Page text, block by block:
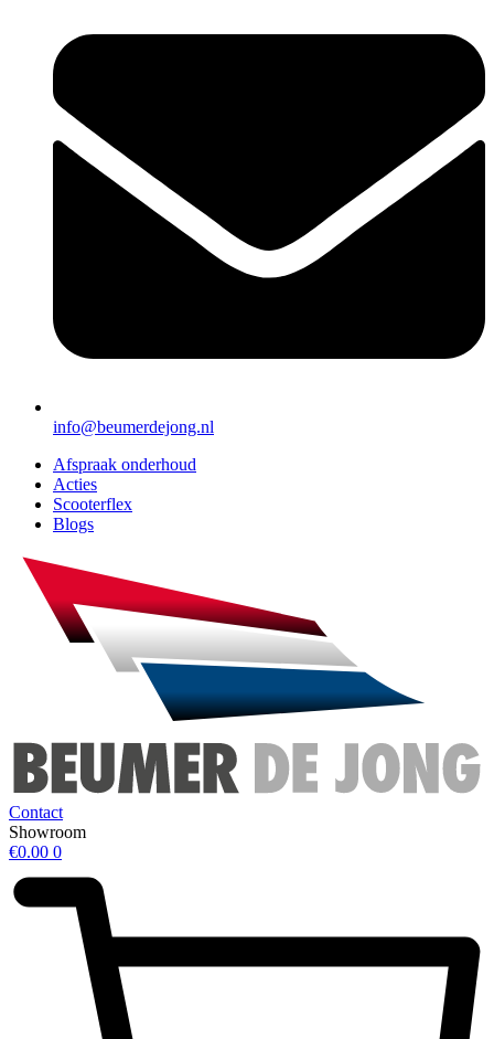
info@beumerdejong.nl
Afspraak onderhoud
Acties
Scooterflex
Blogs
Contact
Showroom
€0.00 0